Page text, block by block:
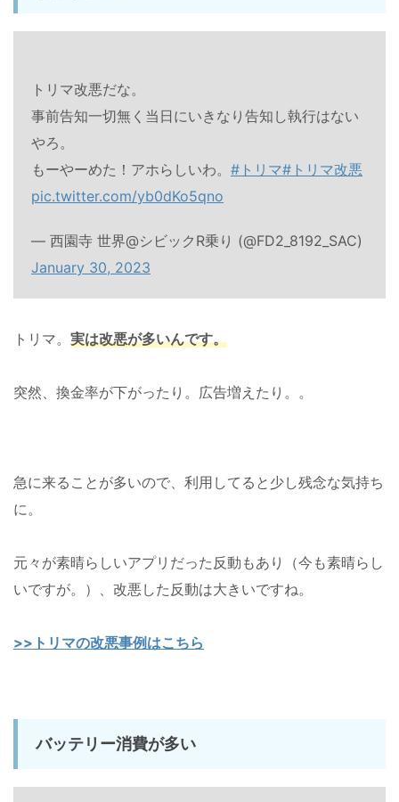
トリマ改悪だな。
事前告知一切無く当日にいきなり告知し執行はない
やろ。
もーやーめた！アホらしいわ。 #トリマ#トリマ改悪
pic.twitter.com/yb0dKo5qno
— 西園寺 世界@シビックR乗り (@FD2_8192_SAC)
January 30, 2023
トリマ。 実は改悪が多いんです。
突然、換金率が下がったり。広告増えたり。。
急に来ることが多いので、利用してると少し残念な気持ち
に。
元々が素晴らしいアプリだった反動もあり（今も素晴らし
いですが。）、改悪した反動は大きいですね。
>>トリマの改悪事例はこちら
バッテリー消費が多い